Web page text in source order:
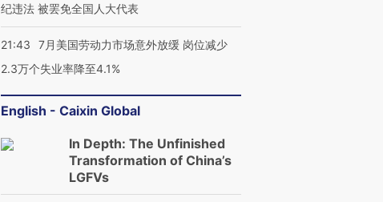
纪违法 被罢免全国人大代表
21:43
7月美国劳动力市场意外放缓 岗位减少
2.3万个失业率降至4.1%
English - Caixin Global
In Depth: The Unfinished
Transformation of China’s
LGFVs